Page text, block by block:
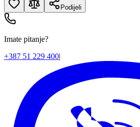
Podijeli
Imate pitanje?
+387 51 229 400|